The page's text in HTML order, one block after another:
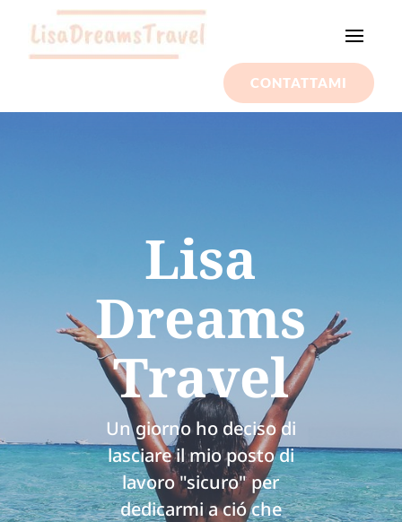
CONTATTAMI
Lisa
Dreams
Travel
Un giorno ho deciso di
lasciare il mio posto di
lavoro "sicuro" per
dedicarmi a ció che